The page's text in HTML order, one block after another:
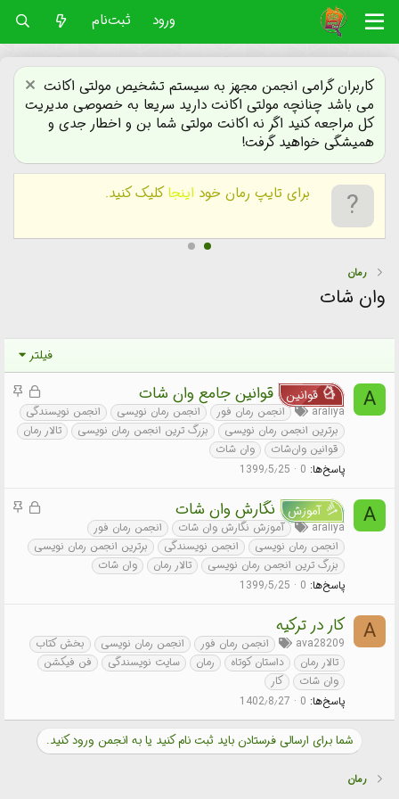
ورود ثبت‌نام
کاربران گرامی انجمن مجهز به سیستم تشخیص مولتی اکانت
می باشد چنانچه مولتی اکانت دارید سریعا به خصوصی مدیریت
کل مراجعه کنید اگر نه اکانت مولتی شما بن و اخطار جدی و
همیشگی خواهید گرفت!
برای تایپ رمان خود اینجاکلیک کنید.
رمان
وان شات
فیلتر
A
ق
ف
ل
م
قوانین قوانین جامع وان شات
araliya انجمن رمان فور انجمن رمان نویسی
انجمن نویسندگی
برترین انجمن رمان نویسی
بزرگ ترین انجمن رمان نویسی
تالار رمان
قوانین وان‌شات
وان شات
پاسخ‌ها 0 1399٫5٫25
A
ق
ل
م
آموزش نگارش وان شات
araliya آموزش نگارش وان شات
انجمن رمان فور
انجمن رمان نویسی
انجمن نویسندگی
برترین انجمن رمان نویسی
بزرگ ترین انجمن رمان نویسی
تالار رمان
وان شات
پاسخ‌ها 0 1399٫5٫25
A کار در ترکیه
ava28209 انجمن رمان فور انجمن رمان نویسی
بخش کتاب
تالار رمان
داستان کوتاه رمان سایت نویسندگی
فن فیکشن
وان شات
کار
پاسخ‌ها 0 1402٫8٫27
شما برای ارسالی فرستادن باید ثبت نام کنید یا به انجمن ورود کنید.
رمان